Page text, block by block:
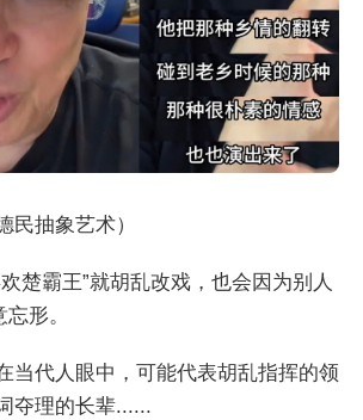
民抽象艺术）
楚霸王”就胡乱改戏，也会因为别人
形。
当代人眼中，可能代表胡乱指挥的领
夺理的长辈......